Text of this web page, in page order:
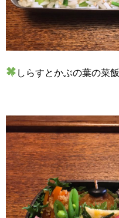
しらすとかぶの葉の菜飯